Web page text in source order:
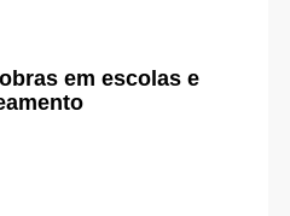
em escolas e